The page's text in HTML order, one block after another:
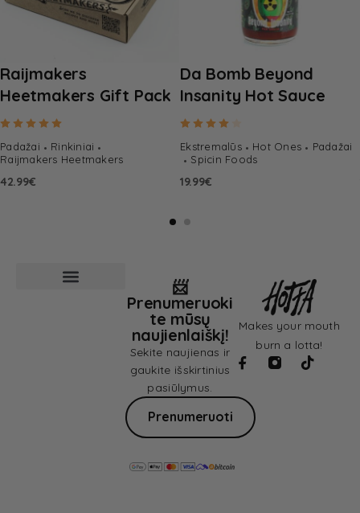
Raijmakers
Heetmakers Gift Pack
Padažai
Rinkiniai
Raijmakers Heetmakers
42.99€
Da Bomb Beyond
Insanity Hot Sauce
Ekstremalūs Hot Ones
Padažai
Spicin Foods
19.99€
Makes your mouth
burn a lotta!
📨
Prenumeruoki
te mūsų
naujienlaiškį!
Sekite naujienas ir
gaukite išskirtinius
pasiūlymus.
Prenumeruoti